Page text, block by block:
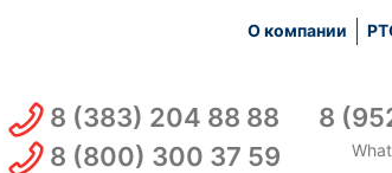
О компании
8 (383) 204 88 88
8 (800) 300 37 59
8